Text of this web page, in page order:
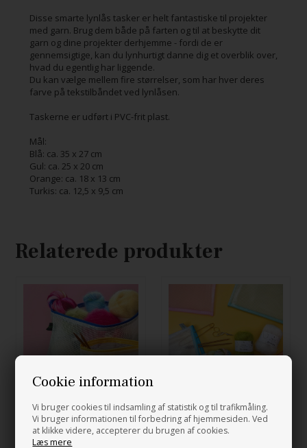
Cookie information
Vi bruger cookies til indsamling af statistik og til trafikmåling.
Vi bruger informationen til forbedring af hjemmesiden. Ved
at klikke videre, accepterer du brugen af cookies.
Læs mere
Disse smarte lynlås tasker er helt fantastiske til projekter
med garn. Brug dem både på farten og til at beskytte dit
garn og dine projekter derhjemme - fordi de er
gennemsigtige, kan du lynhurtigt danne dig et overblik over,
hvad du egentlig har liggende.
Du kan vælge mellem fire størrelser, som har hver deres
farve på tekstilbåndet ved lynlåsen.
Taskerne er udført i PVC-frit plast.
Mål:
Blå: ca. 35 x 27 cm
Gul: ca. 25 x 20 cm
Orange: ca. 18 x 13 cm
Turkis: ca. 12,5 x 9,5 cm
Relaterede produkter
Mesh Bag - med bund
60,00 DKK
Mesh Bag - pastel